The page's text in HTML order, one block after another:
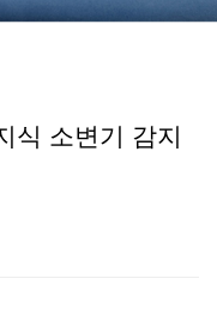
식 소변기 감지